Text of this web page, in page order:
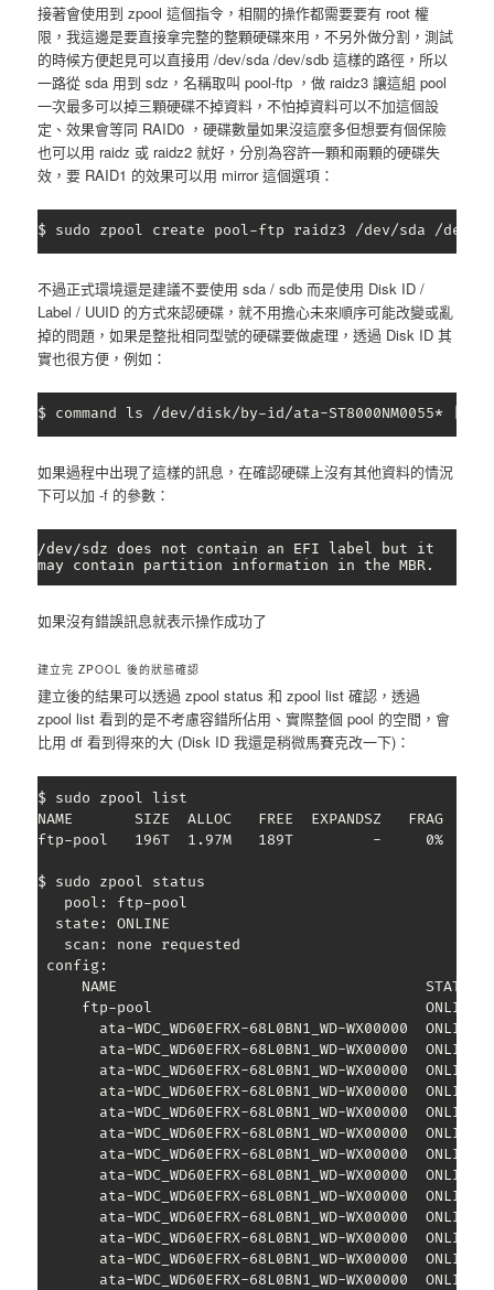
接著會使用到 zpool 這個指令，相關的操作都需要要有 root 權
限，我這邊是要直接拿完整的整顆硬碟來用，不另外做分割，測試
的時候方便起見可以直接用 /dev/sda /dev/sdb 這樣的路徑，所以
一路從 sda 用到 sdz，名稱取叫 pool-ftp ，做 raidz3 讓這組 pool
一次最多可以掉三顆硬碟不掉資料，不怕掉資料可以不加這個設
定、效果會等同 RAID0 ，硬碟數量如果沒這麼多但想要有個保險
也可以用 raidz 或 raidz2 就好，分別為容許一顆和兩顆的硬碟失
效，要 RAID1 的效果可以用 mirror 這個選項：
$ sudo zpool create pool-ftp raidz3 /dev/sda /dev/
不過正式環境還是建議不要使用 sda / sdb 而是使用 Disk ID /
Label / UUID 的方式來認硬碟，就不用擔心未來順序可能改變或亂
掉的問題，如果是整批相同型號的硬碟要做處理，透過 Disk ID 其
實也很方便，例如：
$ command ls /dev/disk/by-id/ata-ST8000NM0055* |
如果過程中出現了這樣的訊息，在確認硬碟上沒有其他資料的情況
下可以加 -f 的參數：
/dev/sdz does not contain an EFI label but it
may contain partition information in the MBR.
如果沒有錯誤訊息就表示操作成功了
建立完 ZPOOL 後的狀態確認
建立後的結果可以透過 zpool status 和 zpool list 確認，透過
zpool list 看到的是不考慮容錯所佔用、實際整個 pool 的空間，會
比用 df 看到得來的大 (Disk ID 我還是稍微馬賽克改一下)：
$ sudo zpool list
NAME       SIZE  ALLOC   FREE  EXPANDSZ   FRAG
ftp-pool   196T  1.97M   189T         -     0%
$ sudo zpool status
   pool: ftp-pool
  state: ONLINE
   scan: none requested
config:
NAME                                   STATE
ftp-pool                               ONLINE
ata-WDC_WD60EFRX-68L0BN1_WD-WX00000  ONLINE
ata-WDC_WD60EFRX-68L0BN1_WD-WX00000  ONLINE
ata-WDC_WD60EFRX-68L0BN1_WD-WX00000  ONLINE
ata-WDC_WD60EFRX-68L0BN1_WD-WX00000  ONLINE
ata-WDC_WD60EFRX-68L0BN1_WD-WX00000  ONLINE
ata-WDC_WD60EFRX-68L0BN1_WD-WX00000  ONLINE
ata-WDC_WD60EFRX-68L0BN1_WD-WX00000  ONLINE
ata-WDC_WD60EFRX-68L0BN1_WD-WX00000  ONLINE
ata-WDC_WD60EFRX-68L0BN1_WD-WX00000  ONLINE
ata-WDC_WD60EFRX-68L0BN1_WD-WX00000  ONLINE
ata-WDC_WD60EFRX-68L0BN1_WD-WX00000  ONLINE
ata-WDC_WD60EFRX-68L0BN1_WD-WX00000  ONLINE
ata-WDC_WD60EFRX-68L0BN1_WD-WX00000  ONLINE